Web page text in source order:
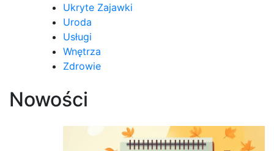
Ukryte Zajawki
Uroda
Usługi
Wnętrza
Zdrowie
Nowości